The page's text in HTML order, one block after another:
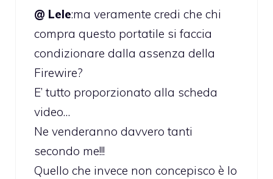
@ Lele:ma veramente credi che chi
compra questo portatile si faccia
condizionare dalla assenza della
Firewire?
E’ tutto proporzionato alla scheda
video…
Ne venderanno davvero tanti
secondo me!!!
Quello che invece non concepisco è lo